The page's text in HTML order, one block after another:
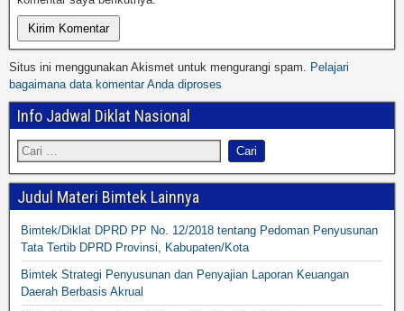
Situs ini menggunakan Akismet untuk mengurangi spam. Pelajari
bagaimana data komentar Anda diproses
Info Jadwal Diklat Nasional
Judul Materi Bimtek Lainnya
Bimtek/Diklat DPRD PP No. 12/2018 tentang Pedoman Penyusunan
Tata Tertib DPRD Provinsi, Kabupaten/Kota
Bimtek Strategi Penyusunan dan Penyajian Laporan Keuangan
Daerah Berbasis Akrual